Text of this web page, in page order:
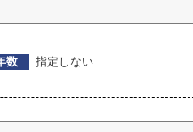
数
指定しない